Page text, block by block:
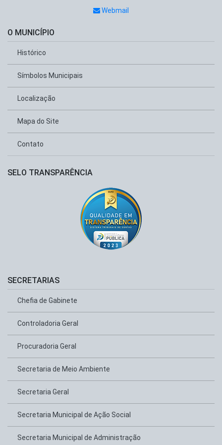
Webmail
O MUNICÍPIO
Histórico
Símbolos Municipais
Localização
Mapa do Site
Contato
SELO TRANSPARÊNCIA
SECRETARIAS
Chefia de Gabinete
Controladoria Geral
Procuradoria Geral
Secretaria de Meio Ambiente
Secretaria Geral
Secretaria Municipal de Ação Social
Secretaria Municipal de Administração